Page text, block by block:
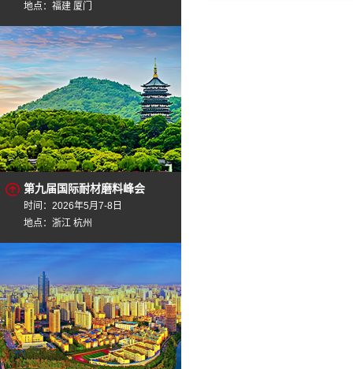
地点：福建 厦门
第九届国际耐材磨料峰会
时间：2026年5月7-8日
地点：浙江 杭州